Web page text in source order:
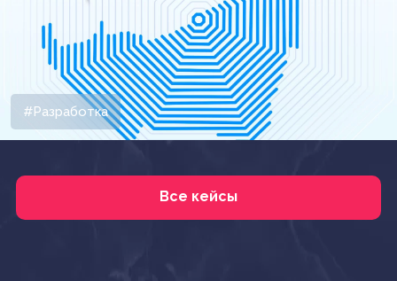
#Разработка
Все кейсы